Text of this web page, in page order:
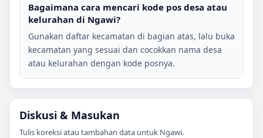
Bagaimana cara mencari kode pos desa atau
kelurahan di Ngawi?
Gunakan daftar kecamatan di bagian atas, lalu buka
kecamatan yang sesuai dan cocokkan nama desa
atau kelurahan dengan kode posnya.
Diskusi & Masukan
Tulis koreksi atau tambahan data untuk Ngawi.